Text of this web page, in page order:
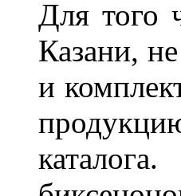
Для того
Казани,
и